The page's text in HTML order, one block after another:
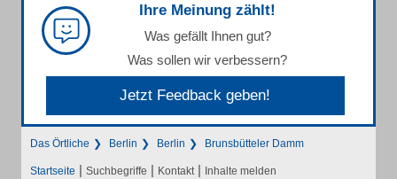
Ihre Meinung zählt!
Was gefällt Ihnen gut?
Was sollen wir verbessern?
Jetzt Feedback geben!
Das Örtliche Berlin Berlin Brunsbütteler Damm
Startseite | Suchbegriffe | Kontakt | Inhalte melden